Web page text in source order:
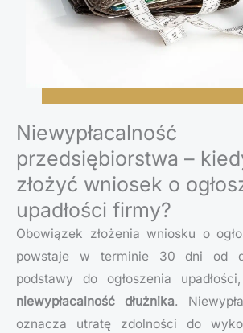
Niewypłacalność
przedsiębiorstwa –
złożyć wniosek o
upadłości firmy?
Obowiązek złożenia wniosku o
powstaje w terminie 30 dni od
podstawy do ogłoszenia
niewypłacalność dłużnika.
oznacza utratę zdolności do